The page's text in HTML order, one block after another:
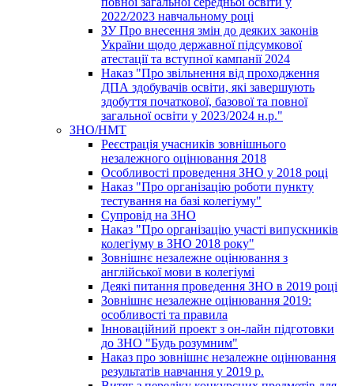
2022/2023 навчальному році
ЗУ Про внесення змін до деяких законів
України щодо державної підсумкової
атестації та вступної кампанії 2024
Наказ "Про звільнення від проходження
ДПА здобувачів освіти, які завершують
здобуття початкової, базової та повної
загальної освіти у 2023/2024 н.р."
ЗНО/НМТ
Реєстрація учасників зовнішнього
незалежного оцінювання 2018
Особливості проведення ЗНО у 2018 році
Наказ "Про організацію роботи пункту
тестування на базі колегіуму"
Супровід на ЗНО
Наказ "Про організацію участі випускників
колегіуму в ЗНО 2018 року"
Зовнішнє незалежне оцінювання з
англійської мови в колегіумі
Деякі питання проведення ЗНО в 2019 році
Зовнішнє незалежне оцінювання 2019:
особливості та правила
Інноваційний проект з он-лайн підготовки
до ЗНО "Будь розумним"
Наказ про зовнішнє незалежне оцінювання
результатів навчання у 2019 р.